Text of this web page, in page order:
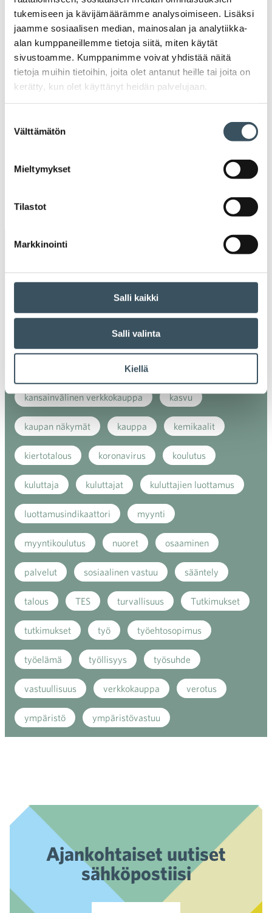
tukemiseen ja kävijämäärämme analysoimiseen. Lisäksi
jaamme sosiaalisen median, mainosalan ja analytiikka-
alan kumppaneillemme tietoja siitä, miten käytät
sivustoamme. Kumppanimme voivat yhdistää näitä
tietoja muihin tietoihin, joita olet antanut heille tai joita on
kerätty, kun olet käyttänyt heidän palvelujaan.
valinta
Välttämätön
Mieltymykset
Tilastot
Markkinointi
Salli kaikki
Salli valinta
Kiellä
2023
2022
2021
2020
2019
2018
Avainsanat
alv arvonlisävero digikauppa
erikoiskauppa
kansainvälinen kilpailu
kansainvälinen verkkokauppa kasvu
kaupan näkymät kauppa kemikaalit
kiertotalous koronavirus koulutus
kuluttaja kuluttajat kuluttajien luottamus
luottamusindikaattori myynti
myyntikoulutus nuoret osaaminen
palvelut sosiaalinen vastuu sääntely
talous TES turvallisuus Tutkimukset
tutkimukset työ työehtosopimus
työelämä työllisyys työsuhde
vastuullisuus verkkokauppa verotus
ympäristö ympäristövastuu
Ajankohtaiset uutiset
sähköpostiisi